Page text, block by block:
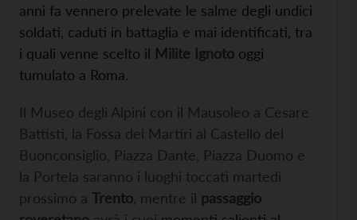
anni fa vennero prelevate le salme degli undici
soldati, caduti in battaglia e mai identificati, tra
i quali venne scelto il Milite Ignoto oggi
tumulato a Roma.
Il Museo degli Alpini con il Mausoleo a Cesare
Battisti, la Fossa dei Martiri al Castello del
Buonconsiglio, Piazza Dante, Piazza Duomo e
la Portela saranno i luoghi toccati martedì
prossimo a Trento , mentre il passaggio